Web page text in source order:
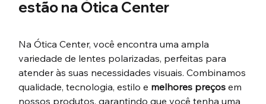
estão na Ótica Center
Na Ótica Center, você encontra uma ampla
variedade de lentes polarizadas, perfeitas para
atender às suas necessidades visuais. Combinamos
qualidade, tecnologia, estilo e melhores preços em
nossos produtos, garantindo que você tenha uma